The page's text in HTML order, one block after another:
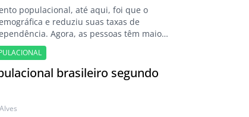
populacional, até aqui, foi que o
e reduziu suas taxas de
Agora, as pessoas têm maior
tempo em idade economicamente
sua capacidade de
brasileiro segundo